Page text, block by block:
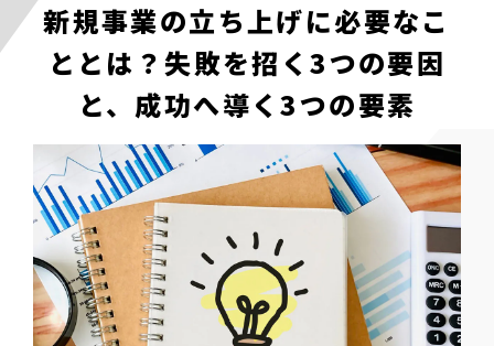
新規事業の立ち上げに必要なこ
ととは？失敗を招く3つの要因
と、成功へ導く3つの要素